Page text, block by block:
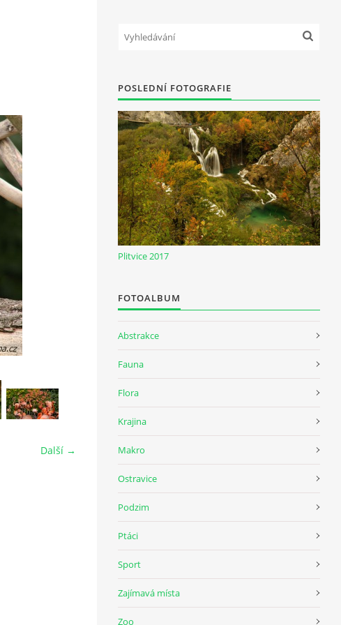
Další →
POSLEDNÍ FOTOGRAFIE
Plitvice 2017
FOTOALBUM
Abstrakce
Fauna
Flora
Krajina
Makro
Ostravice
Podzim
Ptáci
Sport
Zajímavá místa
Zoo